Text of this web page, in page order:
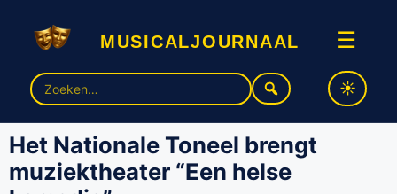
musicaljournaal ☰
Zoek
naar:
Het Nationale Toneel brengt
muziektheater “Een helse